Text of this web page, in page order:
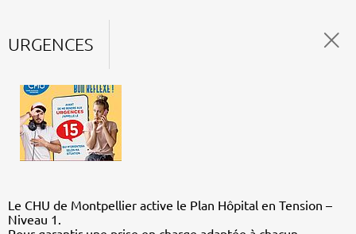
URGENCES
Le CHU de Montpellier active le Plan Hôpital en Tension –
Niveau 1.